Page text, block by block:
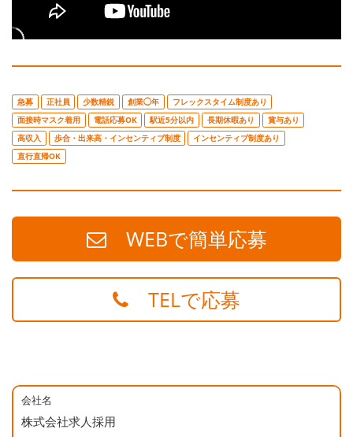
急募 正社員 少数精鋭 創業◯年
フレックスタイム制度あり
面接時マスク着用
電話応募OK 駅近5分以内 長期休暇あり
賞与あり
高収入
歩合・出来高・インセンティブ制度
インセンティブ制度あり
直行直帰OK
WEBで簡単応募
TELで応募
会社名
株式会社求人採用